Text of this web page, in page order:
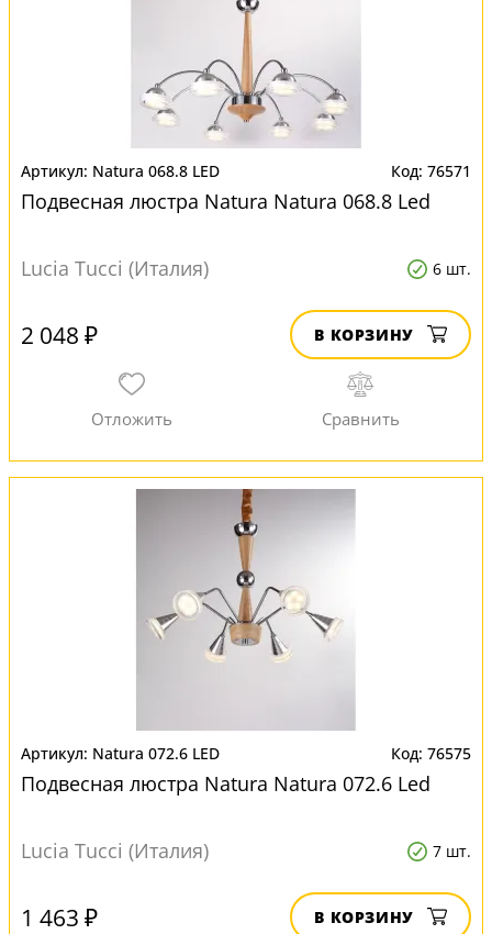
Natura 068.8 LED 76571
Подвесная люстра Natura Natura 068.8 Led
Lucia Tucci (Италия) 6 шт.
2 048 ₽ В КОРЗИНУ
Natura 072.6 LED 76575
Подвесная люстра Natura Natura 072.6 Led
Lucia Tucci (Италия) 7 шт.
1 463 ₽ В КОРЗИНУ